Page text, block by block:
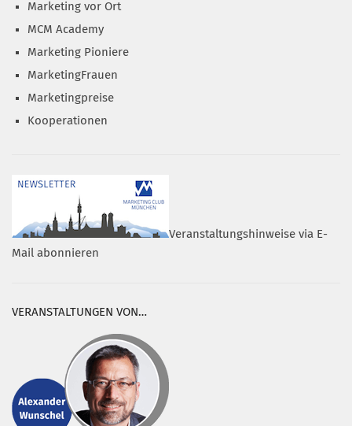
Marketing vor Ort
MCM Academy
Marketing Pioniere
MarketingFrauen
Marketingpreise
Kooperationen
Veranstaltungshinweise via E-
Mail abonnieren
VERANSTALTUNGEN VON…